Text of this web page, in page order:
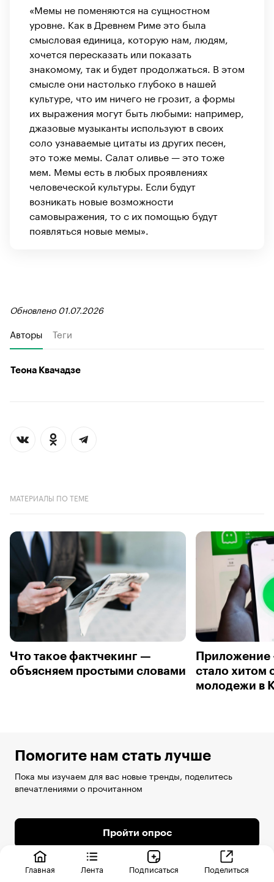
«Мемы не поменяются на сущностном
уровне. Как в Древнем Риме это была
смысловая единица, которую нам, людям,
хочется пересказать или показать
знакомому, так и будет продолжаться. В этом
смысле они настолько глубоко в нашей
культуре, что им ничего не грозит, а формы
их выражения могут быть любыми: например,
джазовые музыканты используют в своих
соло узнаваемые цитаты из других песен,
это тоже мемы. Салат оливье — это тоже
мем. Мемы есть в любых проявлениях
человеческой культуры. Если будут
возникать новые возможности
самовыражения, то с их помощью будут
появляться новые мемы».
Обновлено 01.07.2026
Авторы Теги
Теона Квачадзе
МАТЕРИАЛЫ ПО ТЕМЕ
Что такое фактчекинг —
объясняем простыми словами
Приложение
стало хитом
молодежи в
Помогите нам стать лучше
Пока мы изучаем для вас новые тренды, поделитесь
впечатлениями о прочитанном
Пройти опрос
Главная Лента Подписаться Поделиться